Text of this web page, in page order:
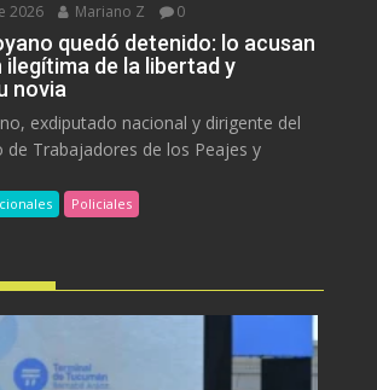
2026 Mariano Z 0
quedó detenido: lo acusan
ilegítima de la libertad y
novia
exdiputado nacional y dirigente del
de Trabajadores de los Peajes y
Policiales